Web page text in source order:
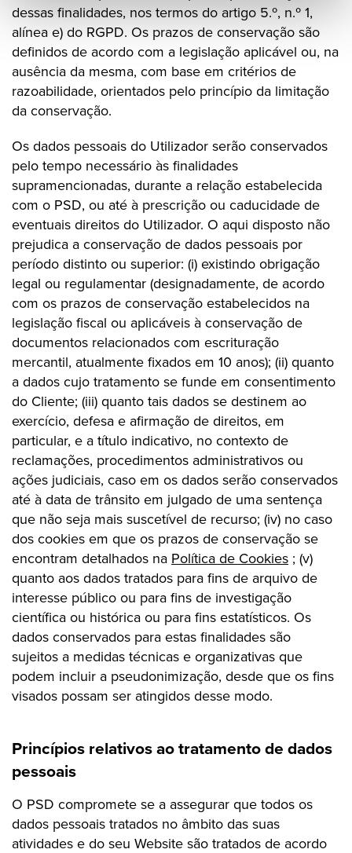
dessas finalidades, nos termos do artigo 5.º, n.º 1,
alínea e) do RGPD. Os prazos de conservação são
definidos de acordo com a legislação aplicável ou, na
ausência da mesma, com base em critérios de
razoabilidade, orientados pelo princípio da limitação
da conservação.
Os dados pessoais do Utilizador serão conservados
pelo tempo necessário às finalidades
supramencionadas, durante a relação estabelecida
com o PSD, ou até à prescrição ou caducidade de
eventuais direitos do Utilizador. O aqui disposto não
prejudica a conservação de dados pessoais por
período distinto ou superior: (i) existindo obrigação
legal ou regulamentar (designadamente, de acordo
com os prazos de conservação estabelecidos na
legislação fiscal ou aplicáveis à conservação de
documentos relacionados com escrituração
mercantil, atualmente fixados em 10 anos); (ii) quanto
a dados cujo tratamento se funde em consentimento
do Cliente; (iii) quanto tais dados se destinem ao
exercício, defesa e afirmação de direitos, em
particular, e a título indicativo, no contexto de
reclamações, procedimentos administrativos ou
ações judiciais, caso em os dados serão conservados
até à data de trânsito em julgado de uma sentença
que não seja mais suscetível de recurso; (iv) no caso
dos cookies em que os prazos de conservação se
encontram detalhados na Política de Cookies ; (v)
quanto aos dados tratados para fins de arquivo de
interesse público ou para fins de investigação
científica ou histórica ou para fins estatísticos. Os
dados conservados para estas finalidades são
sujeitos a medidas técnicas e organizativas que
podem incluir a pseudonimização, desde que os fins
visados possam ser atingidos desse modo.
Princípios relativos ao tratamento de dados
pessoais
O PSD compromete se a assegurar que todos os
dados pessoais tratados no âmbito das suas
atividades e do seu Website são tratados de acordo